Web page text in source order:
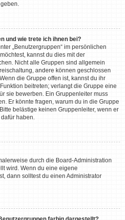
und wie trete ich ihnen bei?
„Benutzergruppen“ im persönlichen
kannst du dies mit der
Nicht alle Gruppen sind allgemein
andere können geschlossen
die Gruppe offen ist, kannst du ihr
beitreten; verlangt die Gruppe eine
sie bewerben. Ein Gruppenleiter muss
Er könnte fragen, warum du in die Gruppe
belästige keinen Gruppenleiter, wenn er
haben.
durch die Board-Administration
wird. Wenn du eine eigene
dann solltest du einen Administrator